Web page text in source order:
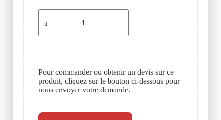
Pour commander ou obtenir un devis sur ce
produit, cliquez sur le bouton ci-dessous pour
nous envoyer votre demande.